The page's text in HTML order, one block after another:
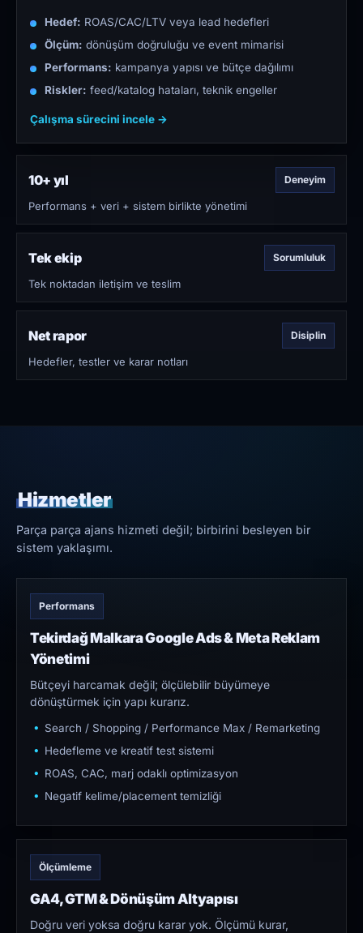
Hedef: ROAS/CAC/LTV veya lead hedefleri
Ölçüm: dönüşüm doğruluğu ve event mimarisi
Performans: kampanya yapısı ve bütçe dağılımı
Riskler: feed/katalog hataları, teknik engeller
Çalışma sürecini incele →
10+ yıl Deneyim
Performans + veri + sistem birlikte yönetimi
Tek ekip Sorumluluk
Tek noktadan iletişim ve teslim
Net rapor Disiplin
Hedefler, testler ve karar notları
Hizmetler
Parça parça ajans hizmeti değil; birbirini besleyen bir
sistem yaklaşımı.
Performans
Tekirdağ Malkara Google Ads & Meta Reklam
Yönetimi
Bütçeyi harcamak değil; ölçülebilir büyümeye
dönüştürmek için yapı kurarız.
Search / Shopping / Performance Max / Remarketing
Hedefleme ve kreatif test sistemi
ROAS, CAC, marj odaklı optimizasyon
Negatif kelime/placement temizliği
Ölçümleme
GA4, GTM & Dönüşüm Altyapısı
Doğru veri yoksa doğru karar yok. Ölçümü kurar,